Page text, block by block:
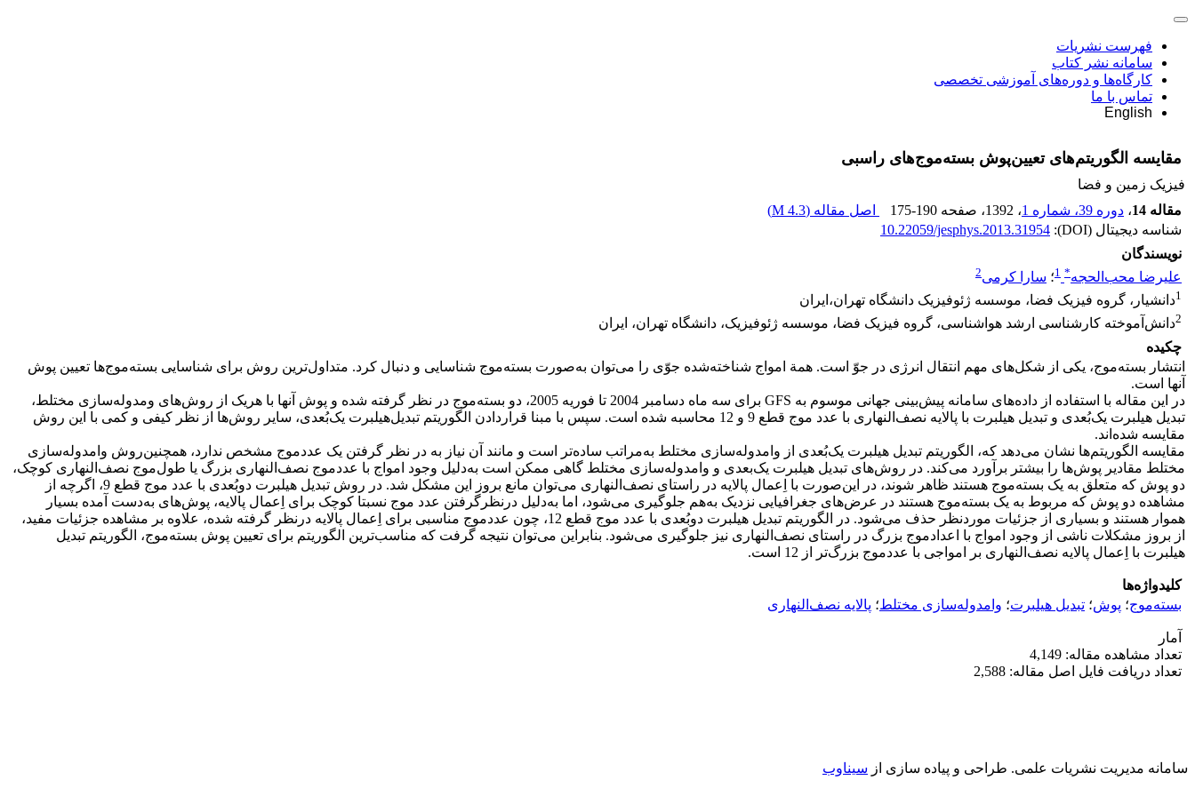
فهرست نشریات
سامانه نشر کتاب
کارگاه‌ها و دوره‌های آموزشی تخصصی
تماس با ما
English
مقایسه ‌‌الگوریتم‌‌های ‌‌تعیین‌‌پوش ‌‌بسته‌موج‌‌های ‌‌راسبی
فیزیک زمین و فضا
مقاله 14
، دوره 39، شماره 1 ، 1392 ، صفحه 175-190 اصل مقاله (4.3 M
)
شناسه دیجیتال (DOI):
10.22059/jesphys.2013.31954
نویسندگان
علیرضا محب‌الحجه*
1؛ سارا کرمی2
1دانشیار، گروه فیزیک فضا، موسسه ژئوفیزیک دانشگاه تهران،ایران
2دانش‌‌آموخته کارشناسی ارشد هواشناسی، گروه فیزیک فضا، موسسه ژئوفیزیک، دانشگاه تهران، ایران
چکیده
انتشار بسته‌موج، یکی از شکل‌های مهم انتقال انرژی در جوّ است. همة امواج شناخته‌شده جوّی را می‌توان به‌صورت بسته‌موج شناسایی و دنبال کرد. متداول‌ترین روش برای شناسایی بسته‌موج‌‌ها تعیین پوش
آنها است.
در این مقاله با استفاده از داده‌‌های سامانه پیش‌بینی جهانی موسوم به GFS برای سه ماه دسامبر 2004 تا فوریه 2005، دو بسته‌موج در نظر گرفته شده و پوش آنها با هریک از روش‌‌های و‌مدوله‌سازی مختلط،
تبدیل هیلبرت یک‌بُعدی و تبدیل هیلبرت با پالایه نصف‌النهاری با عدد موج قطع 9 و 12 محاسبه شده است. سپس با مبنا قرار‌دادن الگوریتم تبدیل‌هیلبرت یک‌بُعدی، سایر روش‌‌ها از نظر کیفی و کمی با این روش
مقایسه ‌شده‌اند.
مقایسه الگوریتم‌‌ها نشان می‌دهد که، الگوریتم تبدیل ‌هیلبرت یک‌بُعدی از وامدوله‌سازی‌ مختلط به‌مراتب ساده‌تر است و مانند آن نیاز به در نظر گرفتن یک عدد‌موج مشخص ندارد، همچنین‌روش وامدوله‌سازی
‌مختلط مقادیر پوش‌‌ها را بیشتر برآورد می‌کند. در روش‌‌های تبدیل هیلبرت یک‌بعدی و وامدوله‌سازی مختلط گاهی ممکن است به‌دلیل وجود امواج با عدد‌موج نصف‌النهاری بزرگ یا طول‌موج نصف‌النهاری کوچک،
دو پوش که متعلق به یک بسته‌موج هستند ظاهر شوند، در‌ این‌صورت با اِعمال پالایه در راستای نصف‌النهاری می‌توان مانع بروز این مشکل شد. در روش تبدیل هیلبرت دو‌بُعدی با عدد موج قطع 9، اگرچه از
مشاهده دو پوش که مربوط به یک بسته‌موج هستند در عرض‌‌های جغرافیایی نزدیک به‌هم جلوگیری می‌شود، اما به‌دلیل درنظرگرفتن عدد موج نسبتا کوچک برای اِعمال پالایه، پوش‌‌های به‌دست آمده بسیار
هموار هستند و بسیاری از جزئیات موردنظر حذف می‌شود. در الگوریتم تبدیل هیلبرت دو‌بُعدی با عدد موج قطع 12، چون عدد‌موج مناسبی برای اِعمال پالایه در‌نظر گرفته شده، علاوه بر مشاهده جزئیات مفید،
از بروز مشکلات ناشی از وجود امواج با اعداد‌موج بزرگ در راستای نصف‌النهاری نیز جلوگیری می‌شود. بنابراین می‌توان نتیجه گرفت که مناسب‌ترین الگوریتم برای تعیین پوش بسته‌موج، الگوریتم تبدیل‌
هیلبرت با اِعمال پالایه نصف‌النهاری بر امواجی با عدد‌‌موج بزرگ‌تر از 12 است.
کلیدواژه‌ها
بسته‌موج؛ پوش؛ تبدیل هیلبرت؛ وامدوله‌سازی مختلط؛ پالایه نصف‌النهاری
آمار
تعداد مشاهده مقاله: 4,149
تعداد دریافت فایل اصل مقاله: 2,588
سامانه مدیریت نشریات علمی. طراحی و پیاده سازی از سیناوب